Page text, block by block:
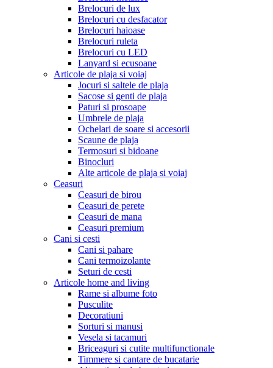
Brelocuri de lux
Brelocuri cu desfacator
Brelocuri haioase
Brelocuri ruleta
Brelocuri cu LED
Lanyard si ecusoane
Articole de plaja si voiaj
Jocuri si saltele de plaja
Sacose si genti de plaja
Paturi si prosoape
Umbrele de plaja
Ochelari de soare si accesorii
Scaune de plaja
Termosuri si bidoane
Binocluri
Alte articole de plaja si voiaj
Ceasuri
Ceasuri de birou
Ceasuri de perete
Ceasuri de mana
Ceasuri premium
Cani si cesti
Cani si pahare
Cani termoizolante
Seturi de cesti
Articole home and living
Rame si albume foto
Pusculite
Decoratiuni
Sorturi si manusi
Vesela si tacamuri
Briceaguri si cutite multifunctionale
Timmere si cantare de bucatarie